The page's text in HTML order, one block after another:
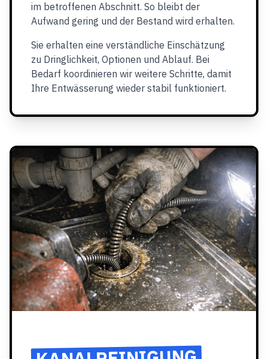
im betroffenen Abschnitt. So bleibt der
Aufwand gering und der Bestand wird erhalten.
Sie erhalten eine verständliche Einschätzung
zu Dringlichkeit, Optionen und Ablauf. Bei
Bedarf koordinieren wir weitere Schritte, damit
Ihre Entwässerung wieder stabil funktioniert.